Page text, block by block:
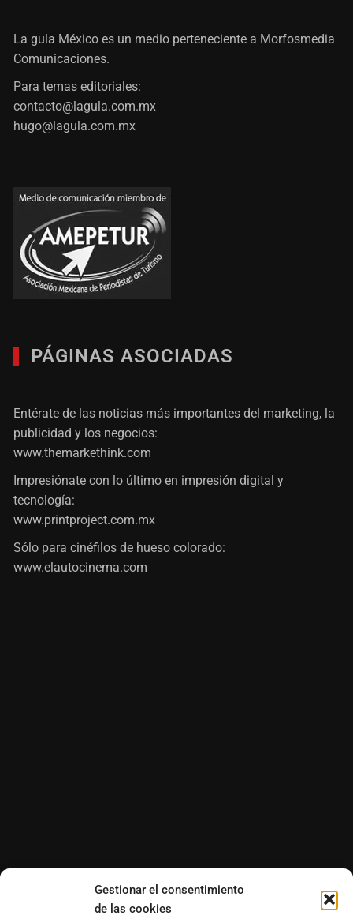
Gestionar el consentimiento
de las cookies
La gula México es un medio perteneciente a Morfosmedia
Comunicaciones.
Para temas editoriales:
contacto@lagula.com.mx
hugo@lagula.com.mx
PÁGINAS ASOCIADAS
Entérate de las noticias más importantes del marketing, la
publicidad y los negocios:
www.themarkethink.com
Impresiónate con lo último en impresión digital y
tecnología:
www.printproject.com.mx
Sólo para cinéfilos de hueso colorado:
www.elautocinema.com